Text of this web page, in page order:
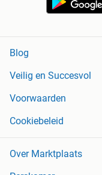
Blog
Veilig en Succesvol
Voorwaarden
Cookiebeleid
Over Marktplaats